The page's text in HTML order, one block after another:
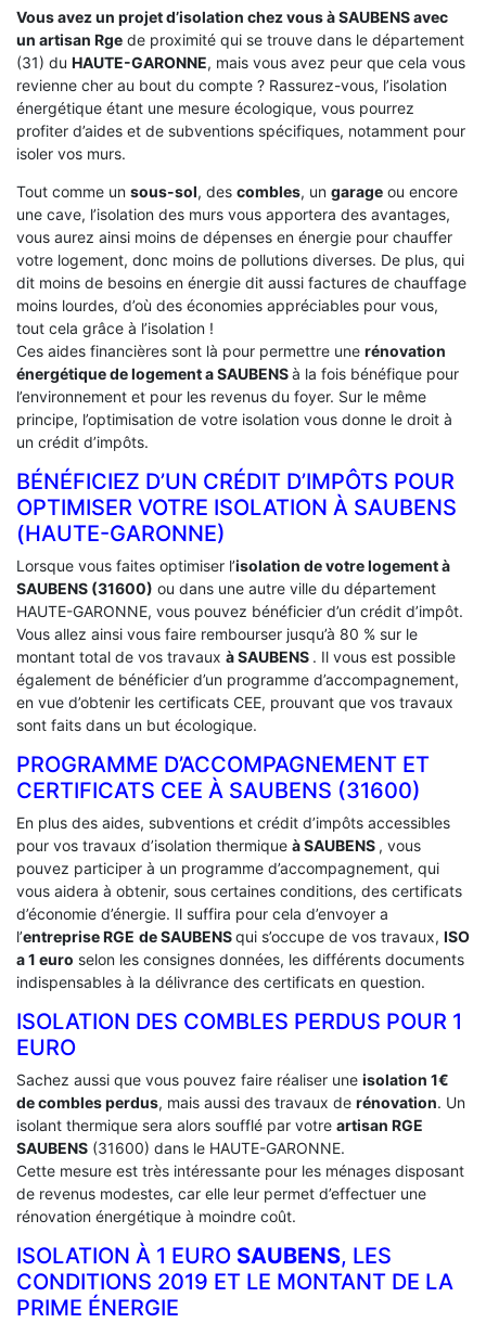
Vous avez un projet d’isolation chez vous à SAUBENS avec
un artisan Rge de proximité qui se trouve dans le département
(31) du HAUTE-GARONNE, mais vous avez peur que cela vous
revienne cher au bout du compte ? Rassurez-vous, l’isolation
énergétique étant une mesure écologique, vous pourrez
profiter d’aides et de subventions spécifiques, notamment pour
isoler vos murs.
Tout comme un sous-sol, des combles, un garage ou encore
une cave, l’isolation des murs vous apportera des avantages,
vous aurez ainsi moins de dépenses en énergie pour chauffer
votre logement, donc moins de pollutions diverses. De plus, qui
dit moins de besoins en énergie dit aussi factures de chauffage
moins lourdes, d’où des économies appréciables pour vous,
tout cela grâce à l’isolation !
Ces aides financières sont là pour permettre une rénovation
énergétique de logement aSAUBENSà la fois bénéfique pour
l’environnement et pour les revenus du foyer. Sur le même
principe, l’optimisation de votre isolation vous donne le droit à
un crédit d’impôts.
BÉNÉFICIEZ D’UN CRÉDIT D’IMPÔTS POUR
OPTIMISER VOTRE ISOLATION À ‎SAUBENS
(HAUTE-GARONNE)
Lorsque vous faites optimiser l’isolation de votre logement à
SAUBENS (31600) ou dans une autre ville du département
HAUTE-GARONNE, vous pouvez bénéficier d’un crédit d’impôt.
Vous allez ainsi vous faire rembourser jusqu’à 80 % sur le
montant total de vos travaux à SAUBENS . Il vous est possible
également de bénéficier d’un programme d’accompagnement,
en vue d’obtenir les certificats CEE, prouvant que vos travaux
sont faits dans un but écologique.
PROGRAMME D’ACCOMPAGNEMENT ET
CERTIFICATS CEE À ‎SAUBENS (31600)
En plus des aides, subventions et crédit d’impôts accessibles
pour vos travaux d’isolation thermique à SAUBENS , vous
pouvez participer à un programme d’accompagnement, qui
vous aidera à obtenir, sous certaines conditions, des certificats
d’économie d’énergie. Il suffira pour cela d’envoyer a
l’entreprise RGE de SAUBENSqui s’occupe de vos travaux, ISO
a 1 euro selon les consignes données, les différents documents
indispensables à la délivrance des certificats en question.
ISOLATION DES COMBLES PERDUS POUR 1
EURO
Sachez aussi que vous pouvez faire réaliser une isolation 1€
de combles perdus, mais aussi des travaux de rénovation. Un
isolant thermique sera alors soufflé par votre artisan RGE
SAUBENS (31600) dans le HAUTE-GARONNE.
Cette mesure est très intéressante pour les ménages disposant
de revenus modestes, car elle leur permet d’effectuer une
rénovation énergétique à moindre coût.
ISOLATION À 1 EURO SAUBENS, LES
CONDITIONS 2019 ET LE MONTANT DE LA
PRIME ÉNERGIE